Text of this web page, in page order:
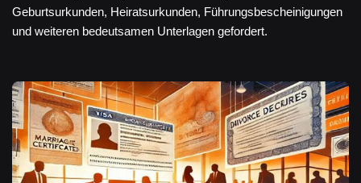
Geburtsurkunden, Heiratsurkunden, Führungsbescheinigungen
und weiteren bedeutsamen Unterlagen gefordert.